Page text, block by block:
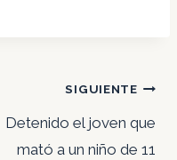
SIGUIENTE
Detenido el joven que
mató a un niño de 11